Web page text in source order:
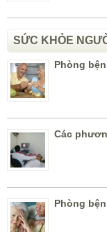
SỨC KHỎE
Phòng
Các
Phòng